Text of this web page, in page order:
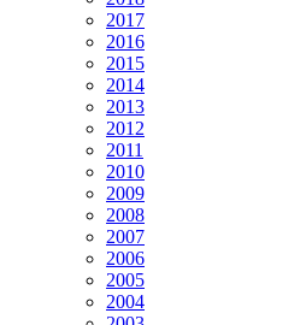
2017
2016
2015
2014
2013
2012
2011
2010
2009
2008
2007
2006
2005
2004